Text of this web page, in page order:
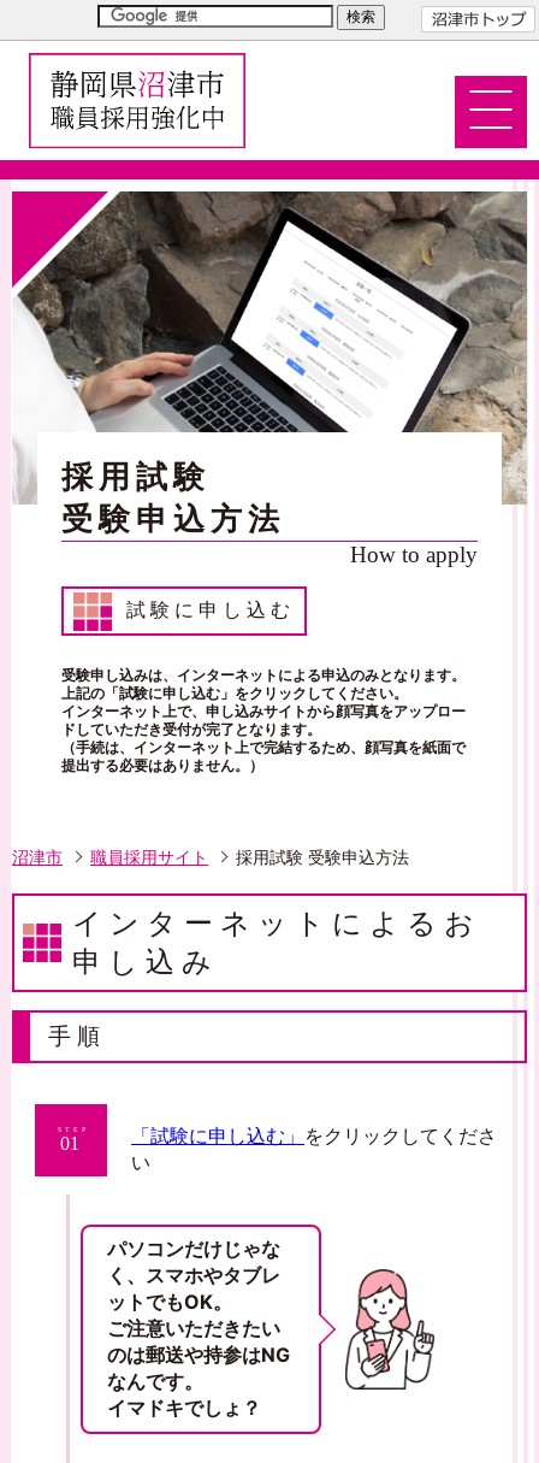
採用試験
受験申込方法
How to apply
試験に申し込む
受験申し込みは、インターネットによる申込のみとなります。
上記の「試験に申し込む」をクリックしてください。
インターネット上で、申し込みサイトから顔写真をアップロー
ドしていただき受付が完了となります。
（手続は、インターネット上で完結するため、顔写真を紙面で
提出する必要はありません。）
沼津市 職員採用サイト 採用試験 受験申込方法
インターネットによるお
申し込み
手順
STEP
01 「試験に申し込む」 をクリックしてくださ
い
パソコンだけじゃな
く、スマホやタブレ
ットでもOK。
ご注意いただきたい
のは郵送や持参はNG
なんです。
イマドキでしょ？